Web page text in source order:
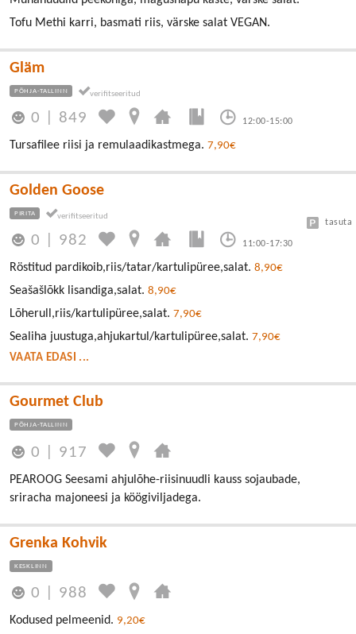
Tofu Methi karri, basmati riis, värske salat VEGAN.
Gläm
PÕHJA-TALLINN
0 849 12:00-15:00
Tursafilee riisi ja remulaadikastmega. 7,90€
Golden Goose
PIRITA
0 982 11:00-17:30
tasuta
Röstitud pardikoib,riis/tatar/kartulipüree,salat. 8,90€
Seašašlõkk lisandiga,salat. 8,90€
Lõherull,riis/kartulipüree,salat. 7,90€
Sealiha juustuga,ahjukartul/kartulipüree,salat. 7,90€
VAATA EDASI ...
Gourmet Club
PÕHJA-TALLINN
0 917
PEAROOG Seesami ahjulõhe-riisinuudli kauss sojaubade,
sriracha majoneesi ja köögiviljadega.
Grenka Kohvik
KESKLINN
0 988
Kodused pelmeenid. 9,20€